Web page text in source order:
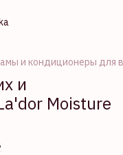
и кондиционеры для
и
Moisture